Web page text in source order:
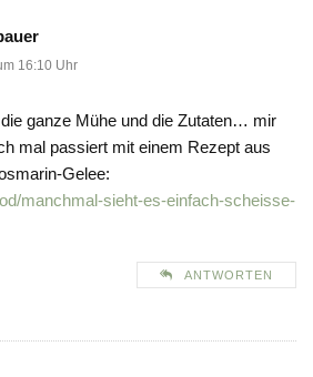
16:10 Uhr
ganze Mühe und die Zutaten… mir
mal passiert mit einem Rezept aus
Gelee:
manchmal-sieht-es-einfach-scheisse-
ANTWORTEN